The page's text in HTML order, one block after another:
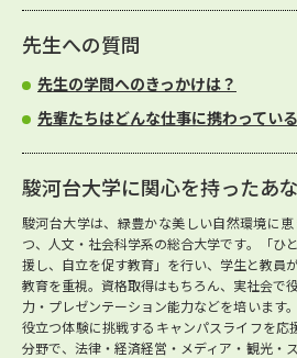
先生への質問
先生の学問へのきっかけは？
先輩たちはどんな仕事に携わってい
駿河台大学に関心を持ったあ
駿河台大学は、緑豊かな美しい自然環境に
つ、人文・社会科学系の総合大学です。「ひ
援し、自立を促す教育」を行い、学生と教員
教育を重視。資格取得はもちろん、実社会で
力・プレゼンテーション能力などを培います
役立つ体験に挑戦するキャンパスライフを応
分野で、法律・経済経営・メディア・観光・